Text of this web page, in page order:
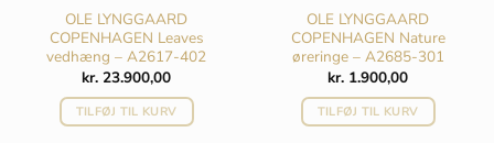
OLE LYNGGAARD
COPENHAGEN Leaves
vedhæng – A2617-402
kr. 23.900,00
TILFØJ TIL KURV
OLE LYNGGAARD
COPENHAGEN Nature
øreringe – A2685-301
kr. 1.900,00
TILFØJ TIL KURV